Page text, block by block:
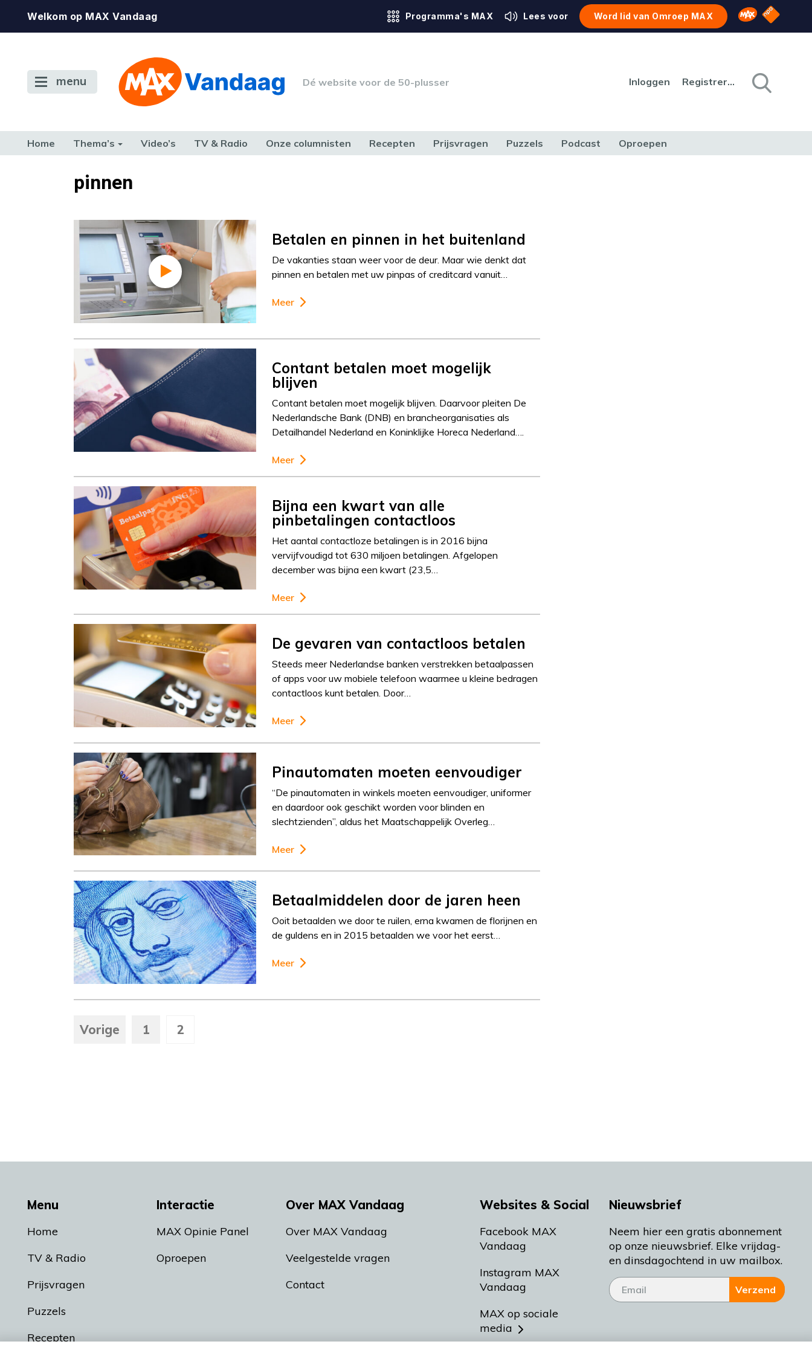
Welkom op MAX Vandaag Programma's MAX Lees voor Word lid van Omroep MAX Omroep MAX
NPO
menu Dé website voor de 50-plusser Inloggen Registreren
Home Thema’s Video’s TV & Radio Onze columnisten Recepten Prijsvragen Puzzels Podcast Oproepen
TERUG NAAR TOENpinnen
Betalen en pinnen in het buitenland
De vakanties staan weer voor de deur. Maar wie denkt dat
pinnen en betalen met uw pinpas of creditcard vanuit…
Meer
Contant betalen moet mogelijk
blijven
Contant betalen moet mogelijk blijven. Daarvoor pleiten De
Nederlandsche Bank (DNB) en brancheorganisaties als
Detailhandel Nederland en Koninklijke Horeca Nederland….
Meer
Bijna een kwart van alle
pinbetalingen contactloos
Het aantal contactloze betalingen is in 2016 bijna
vervijfvoudigd tot 630 miljoen betalingen. Afgelopen
december was bijna een kwart (23,5…
Meer
De gevaren van contactloos betalen
Steeds meer Nederlandse banken verstrekken betaalpassen
of apps voor uw mobiele telefoon waarmee u kleine bedragen
contactloos kunt betalen. Door…
Meer
Pinautomaten moeten eenvoudiger
“De pinautomaten in winkels moeten eenvoudiger, uniformer
en daardoor ook geschikt worden voor blinden en
slechtzienden”, aldus het Maatschappelijk Overleg…
Meer
Betaalmiddelen door de jaren heen
Ooit betaalden we door te ruilen, erna kwamen de florijnen en
de guldens en in 2015 betaalden we voor het eerst…
Meer
Vorige 1 2
Menu
Home
TV & Radio
Prijsvragen
Puzzels
Recepten
Interactie
MAX Opinie Panel
Oproepen
Over MAX Vandaag
Over MAX Vandaag
Veelgestelde vragen
Contact
Websites & Social
Facebook MAX
Vandaag
Instagram MAX
Vandaag
MAX op sociale
media
Nieuwsbrief
Neem hier een gratis abonnement
op onze nieuwsbrief. Elke vrijdag-
en dinsdagochtend in uw mailbox.
Verzend